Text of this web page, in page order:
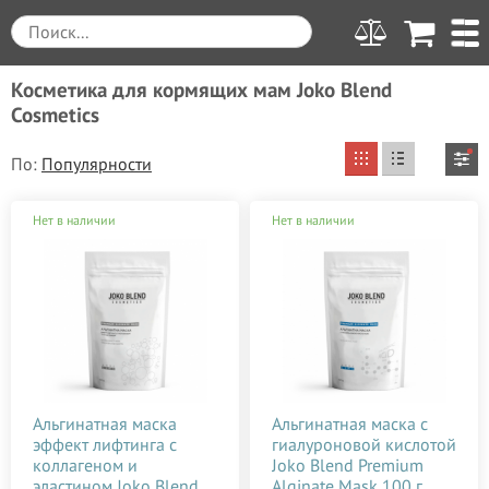
Косметика для кормящих мам Joko Blend
Cosmetics
По:
Вы выбрали
от 120 до 300 Joko Blend Cosmetics
до
120 165 300
Применить
Производитель
ALGOTHERM
Anita
Для кого
Женская косметика
Тип средства
Нет в наличии
Альгинатная маска
эффект лифтинга с
коллагеном и
Нет в наличии
Альгинатная маска с
гиалуроновой кислотой
Joko Blend Premium